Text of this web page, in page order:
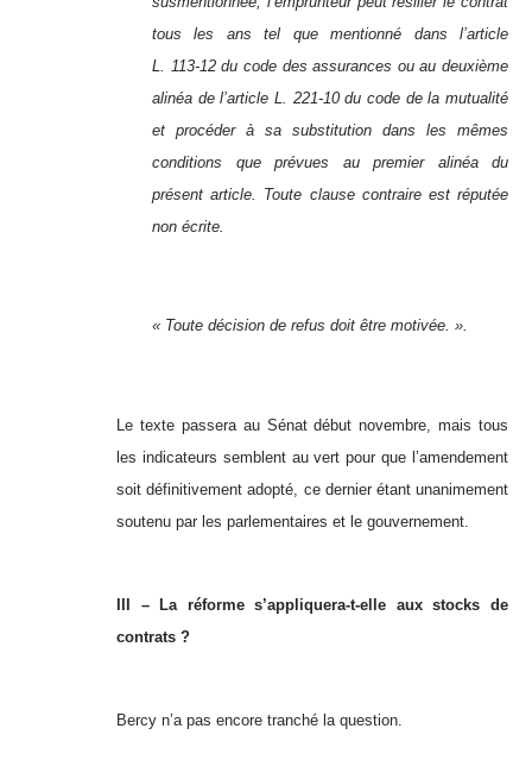
tous les ans tel que mentionné dans l’article
L. 113‑12 du code des assurances ou au deuxième
alinéa de l’article L. 221‑10 du code de la mutualité
et procéder à sa substitution dans les mêmes
conditions que prévues au premier alinéa du
présent article. Toute clause contraire est réputée
non écrite.
« Toute décision de refus doit être motivée. ».
Le texte passera au Sénat début novembre, mais tous
les indicateurs semblent au vert pour que l’amendement
soit définitivement adopté, ce dernier étant unanimement
soutenu par les parlementaires et le gouvernement.
III – La réforme s’appliquera-t-elle aux stocks de
contrats ?
Bercy n’a pas encore tranché la question.